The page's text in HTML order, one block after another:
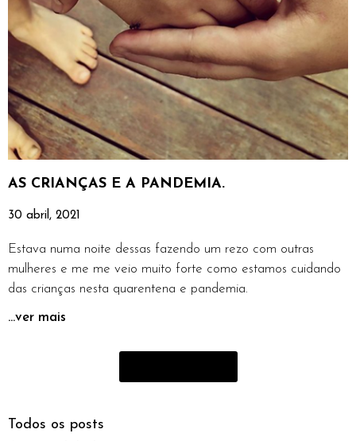
AS CRIANÇAS E A PANDEMIA.
30 abril, 2021
Estava numa noite dessas fazendo um rezo com outras
mulheres e me me veio muito forte como estamos cuidando
das crianças nesta quarentena e pandemia.
...ver mais
Todos os posts